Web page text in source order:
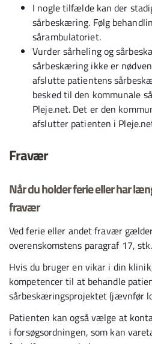
I nogle tilfælde kan der
sårbeskæring. Følg
sårambulatoriet.
Vurder sårheling og
sårbeskæring ikke er
afslutte patientens
besked til den kommunale
Pleje.net. Det er den
afslutter patienten i
Fravær
Når du holder ferie eller har
fravær
Ved ferie eller andet fravær
overenskomstens paragraf 17,
Hvis du bruger en vikar i din
kompetencer til at behandle
sårbeskæringsprojektet (jævnfør
Patienten kan også vælge at
i forsøgsordningen, som kan